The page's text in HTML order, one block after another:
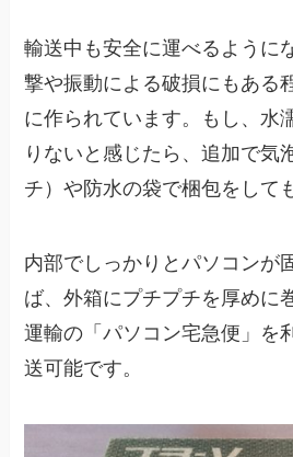
輸送中も安全に運べるように
撃や振動による破損にもある
に作られています。
もし、水
りないと感じたら、追加で気
チ）や防水の袋で梱包をして
内部でしっかりとパソコンが
ば、外箱にプチプチを厚めに
運輸の「パソコン宅急便」を
送可能です。